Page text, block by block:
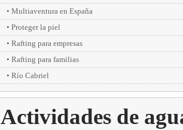
Multiaventura en España
Proteger la piel
Rafting para empresas
Rafting para familias
Río Cabriel
Actividades de